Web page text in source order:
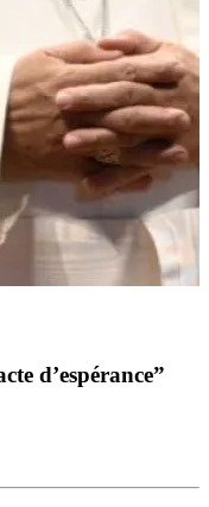
d’espérance”